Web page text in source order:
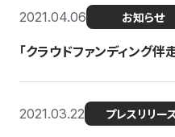
2021.04.06 お知らせ
「クラウドファンディング
2021.03.22 プレスリリー